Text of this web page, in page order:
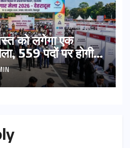
को लगेगा एक
559 पदों पर होगी